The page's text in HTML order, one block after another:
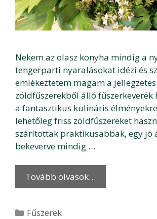
Nekem az olasz konyha mindig a
tengerparti nyaralásokat idézi és
emlékeztetem magam a
zöldfűszerekből álló fűszerkeverék
a fantasztikus kulináris
lehetőleg friss zöldfűszereket
szárítottak praktikusabbak, egy jó
bekeverve mindig …
Tovább olvasok…
Kategória
Fűszerek